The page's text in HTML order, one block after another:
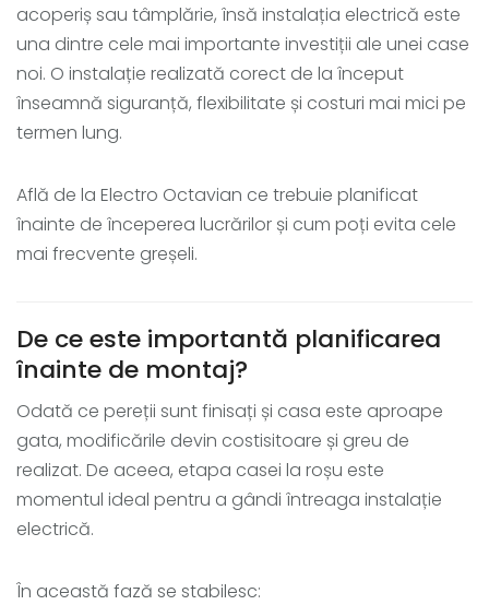
acoperiș sau tâmplărie, însă instalația electrică este
una dintre cele mai importante investiții ale unei case
noi. O instalație realizată corect de la început
înseamnă siguranță, flexibilitate și costuri mai mici pe
termen lung.
Află de la Electro Octavian ce trebuie planificat
înainte de începerea lucrărilor și cum poți evita cele
mai frecvente greșeli.
De ce este importantă planificarea
înainte de montaj?
Odată ce pereții sunt finisați și casa este aproape
gata, modificările devin costisitoare și greu de
realizat. De aceea, etapa casei la roșu este
momentul ideal pentru a gândi întreaga instalație
electrică.
În această fază se stabilesc: